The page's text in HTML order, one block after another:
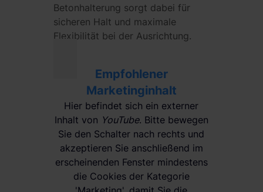
Betonhalterung sorgt dabei für
sicheren Halt und maximale
Flexibilität bei der Ausrichtung.
Empfohlener
Marketinginhalt
Hier befindet sich ein externer
Inhalt von YouTube. Bitte bewegen
Sie den Schalter nach rechts und
akzeptieren Sie anschließend im
erscheinenden Fenster mindestens
die Cookies der Kategorie